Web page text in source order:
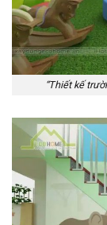
“Thiết kế